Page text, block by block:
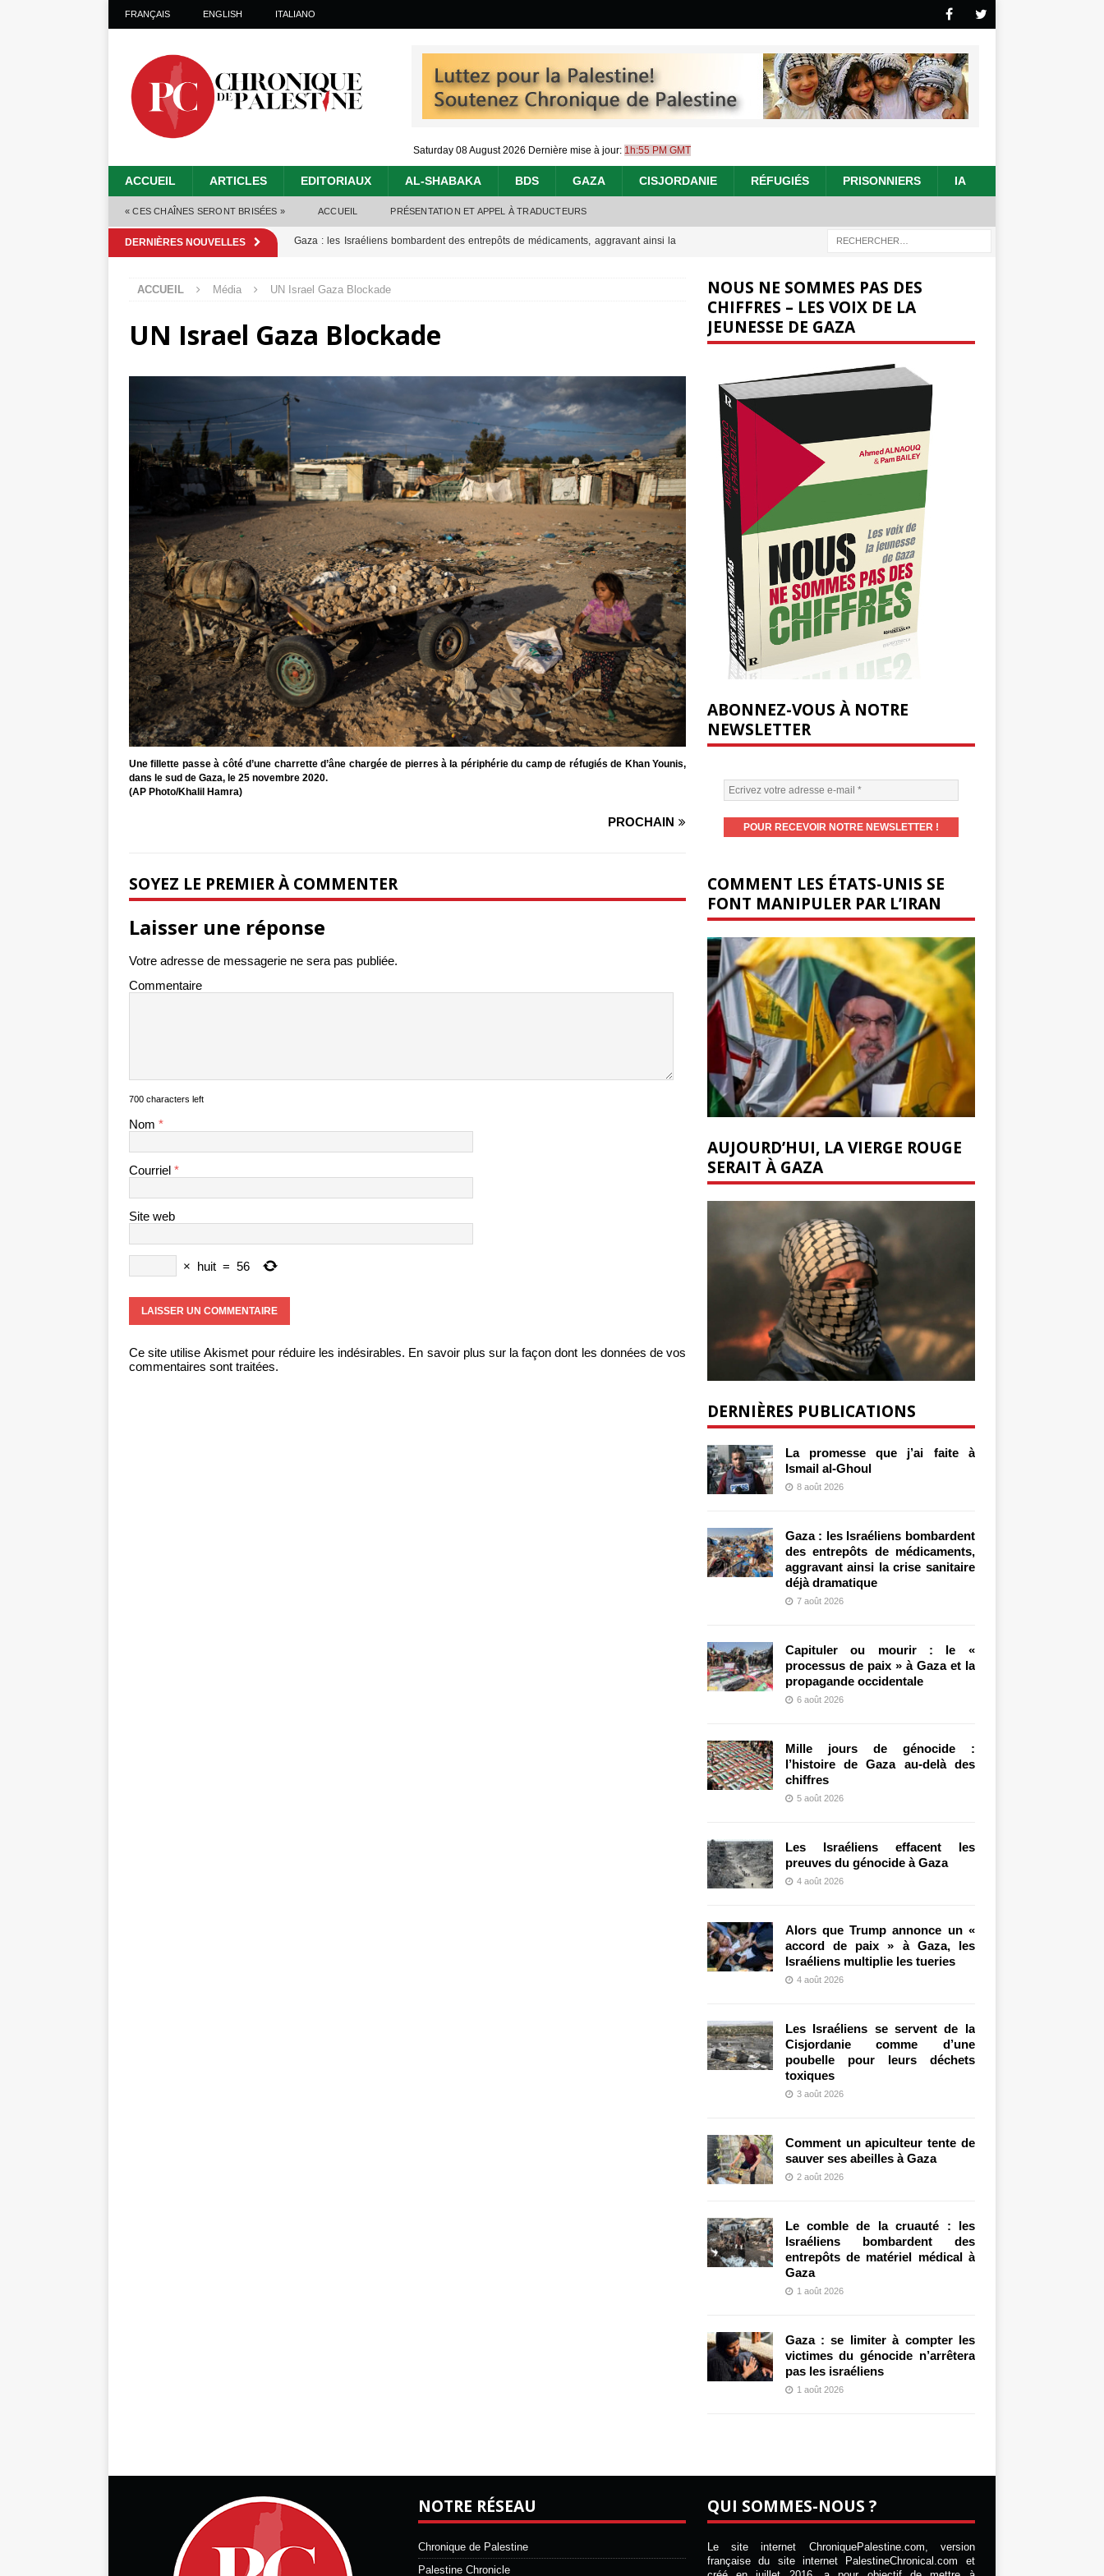
FRANÇAIS ENGLISH ITALIANO
Saturday 08 August 2026 Dernière mise à jour: 1h:55 PM GMT
ACCUEIL ARTICLES EDITORIAUX AL-SHABAKA BDS GAZA CISJORDANIE RÉFUGIÉS PRISONNIERS IA
« CES CHAÎNES SERONT BRISÉES » ACCUEIL PRÉSENTATION ET APPEL À TRADUCTEURS
DERNIÈRES NOUVELLES Gaza : les Israéliens bombardent des entrepôts de médicaments, aggravant ainsi la
Capituler ou mourir : le « processus de paix » à Gaza et la propagande occidentale
6 août 2026 ]
Les Israéliens effacent les preuves du génocide à Gaza [ 4 août 2026 ]
La promesse que j’ai faite à Ismail al-Ghoul [ 8 août 2026 ]
ACCUEIL Média UN Israel Gaza Blockade
UN Israel Gaza Blockade
Une fillette passe à côté d’une charrette d’âne chargée de pierres à la périphérie du camp de réfugiés de Khan Younis,
dans le sud de Gaza, le 25 novembre 2020.
(AP Photo/Khalil Hamra)
PROCHAIN
SOYEZ LE PREMIER À COMMENTER
Laisser une réponse
Votre adresse de messagerie ne sera pas publiée.
Commentaire
700 characters left
Nom *
Courriel *
Site web
× huit = 56
Ce site utilise Akismet pour réduire les indésirables. En savoir plus sur la façon dont les données de vos
commentaires sont traitées.
NOUS NE SOMMES PAS DES
CHIFFRES – LES VOIX DE LA
JEUNESSE DE GAZA
ABONNEZ-VOUS À NOTRE
NEWSLETTER
COMMENT LES ÉTATS-UNIS SE
FONT MANIPULER PAR L’IRAN
AUJOURD’HUI, LA VIERGE ROUGE
SERAIT À GAZA
DERNIÈRES PUBLICATIONS
La promesse que j’ai faite à
Ismail al-Ghoul
8 août 2026
Gaza : les Israéliens bombardent
des entrepôts de médicaments,
aggravant ainsi la crise sanitaire
déjà dramatique
7 août 2026
Capituler ou mourir : le «
processus de paix » à Gaza et la
propagande occidentale
6 août 2026
Mille jours de génocide :
l’histoire de Gaza au-delà des
chiffres
5 août 2026
Les Israéliens effacent les
preuves du génocide à Gaza
4 août 2026
Alors que Trump annonce un «
accord de paix » à Gaza, les
Israéliens multiplie les tueries
4 août 2026
Les Israéliens se servent de la
Cisjordanie comme d’une
poubelle pour leurs déchets
toxiques
3 août 2026
Comment un apiculteur tente de
sauver ses abeilles à Gaza
2 août 2026
Le comble de la cruauté : les
Israéliens bombardent des
entrepôts de matériel médical à
Gaza
1 août 2026
Gaza : se limiter à compter les
victimes du génocide n’arrêtera
pas les israéliens
1 août 2026
NOTRE RÉSEAU
Chronique de Palestine
Palestine Chronicle
QUI SOMMES-NOUS ?
Le site internet ChroniquePalestine.com, version
française du site internet PalestineChronical.com et